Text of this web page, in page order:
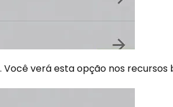
verá esta opção nos recursos